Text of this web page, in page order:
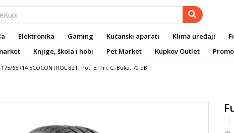
Elektronika Gaming Kućanski aparati Klima uređaji
Knjige, škola i hobi Pet Market Kupkov Outlet
65R14 ECOCONTROL 82T, Pot: E, Pri: C, Buka: 70 dB